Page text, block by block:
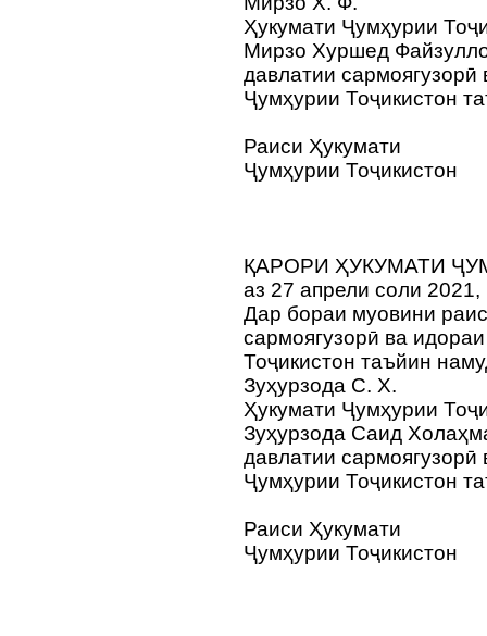
Ҳукумати Ҷумҳурии
Мирзо Хуршед
давлатии
Ҷумҳурии Тоҷикистон
Раиси Ҳукумати
Ҷумҳурии Тоҷикистон
ҚАРОРИ ҲУКУМАТИ
аз 27 апрели соли
Дар бораи муовини
сармоягузорӣ ва
Тоҷикистон таъйин
Зуҳурзода С. Х.
Ҳукумати Ҷумҳурии
Зуҳурзода Саид
давлатии
Ҷумҳурии Тоҷикистон
Раиси Ҳукумати
Ҷумҳурии Тоҷикистон